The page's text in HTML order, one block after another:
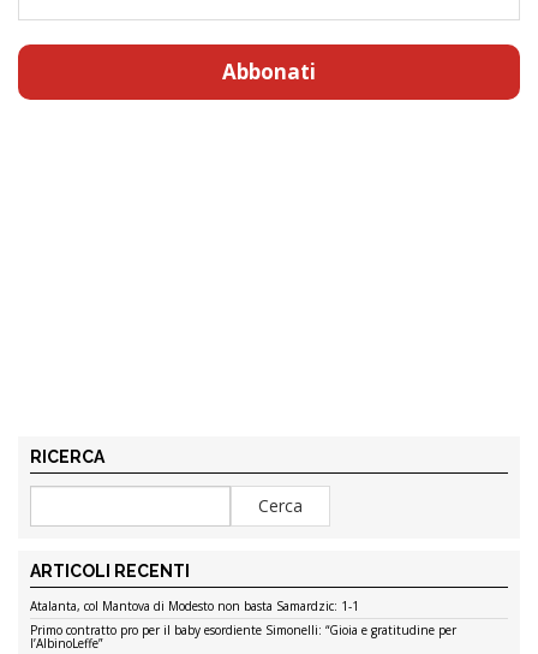
Abbonati
RICERCA
ARTICOLI RECENTI
Atalanta, col Mantova di Modesto non basta Samardzic: 1-1
Primo contratto pro per il baby esordiente Simonelli: “Gioia e gratitudine per
l’AlbinoLeffe”